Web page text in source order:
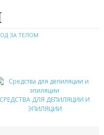
ЗА ТЕЛОМ
СРЕДСТВА ДЛЯ ДЕПИЛЯЦИИ И
ЭПИЛЯЦИИ